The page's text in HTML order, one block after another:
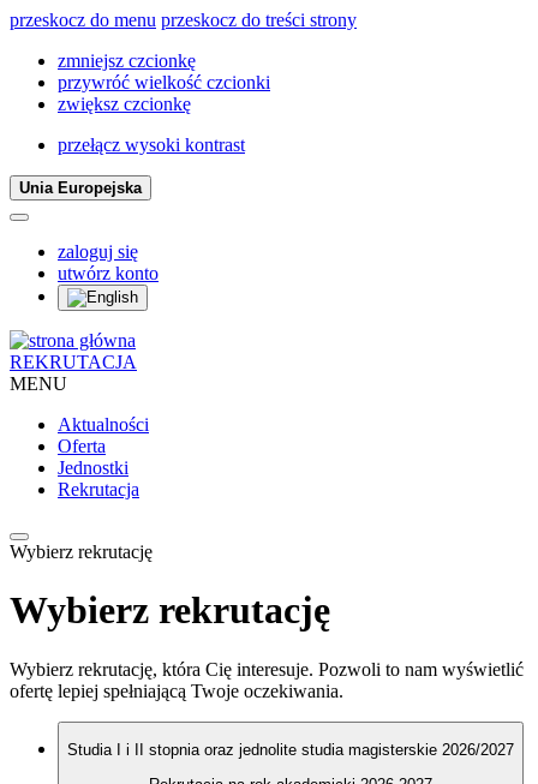
przeskocz do menu przeskocz do treści strony
zmniejsz czcionkę
przywróć wielkość czcionki
zwiększ czcionkę
przełącz wysoki kontrast
Unia Europejska
zaloguj się
utwórz konto
REKRUTACJA
MENU
Aktualności
Oferta
Jednostki
Rekrutacja
Wybierz rekrutację
Wybierz rekrutację
Wybierz rekrutację, która Cię interesuje. Pozwoli to nam wyświetlić
ofertę lepiej spełniającą Twoje oczekiwania.
Studia I i II stopnia oraz jednolite studia magisterskie 2026/2027